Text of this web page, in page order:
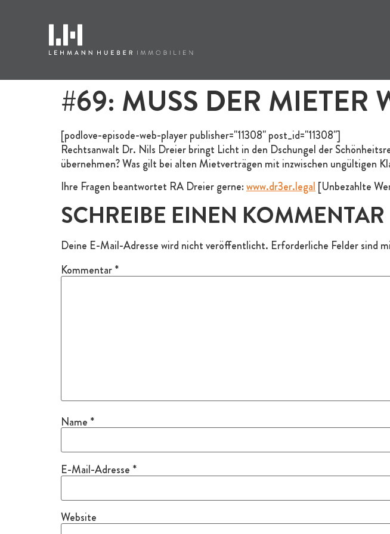
#69: MUSS DER MIETER
[podlove-episode-web-player publisher="11308" post_id="11308"]
Rechtsanwalt Dr. Nils Dreier bringt Licht in den Dschungel der
übernehmen? Was gilt bei alten Mietverträgen mit inzwischen ungültigen
Ihre Fragen beantwortet RA Dreier gerne:www.dr3er.legal [Unbezahlte
SCHREIBE EINEN KOMMENTAR
Deine E-Mail-Adresse wird nicht veröffentlicht. Erforderliche Felder sind
Kommentar*
Name *
E-Mail-Adresse *
Website